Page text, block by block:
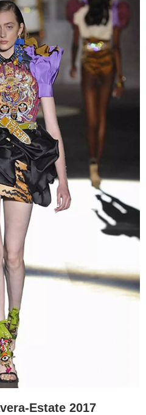
Estate 2017